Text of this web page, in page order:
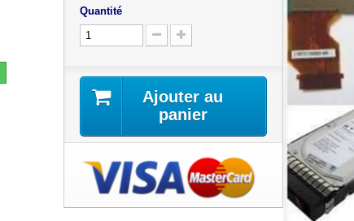
Quantité
Ajouter au
panier